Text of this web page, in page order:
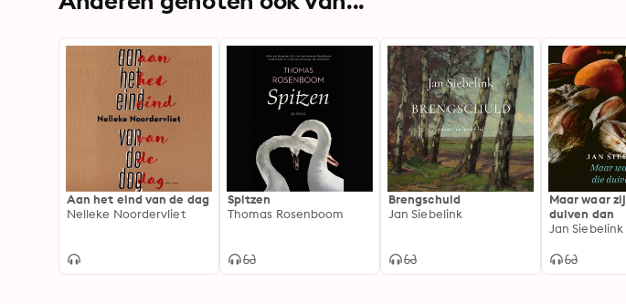
Aan het eind van de dag
Nelleke Noordervliet
Spitzen
Thomas Rosenboom
Brengschuld
Jan Siebelink
Maar waar
duiven dan
Jan Siebelink